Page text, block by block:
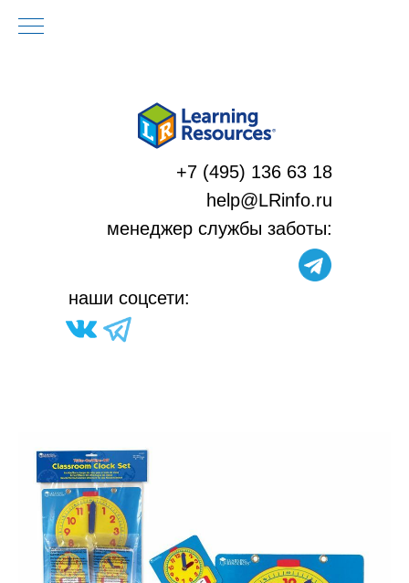
+7 (495) 136 63 18
help@LRinfo.ru
менеджер службы заботы:
наши соцсети: